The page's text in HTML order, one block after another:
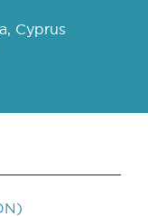
Cyprus